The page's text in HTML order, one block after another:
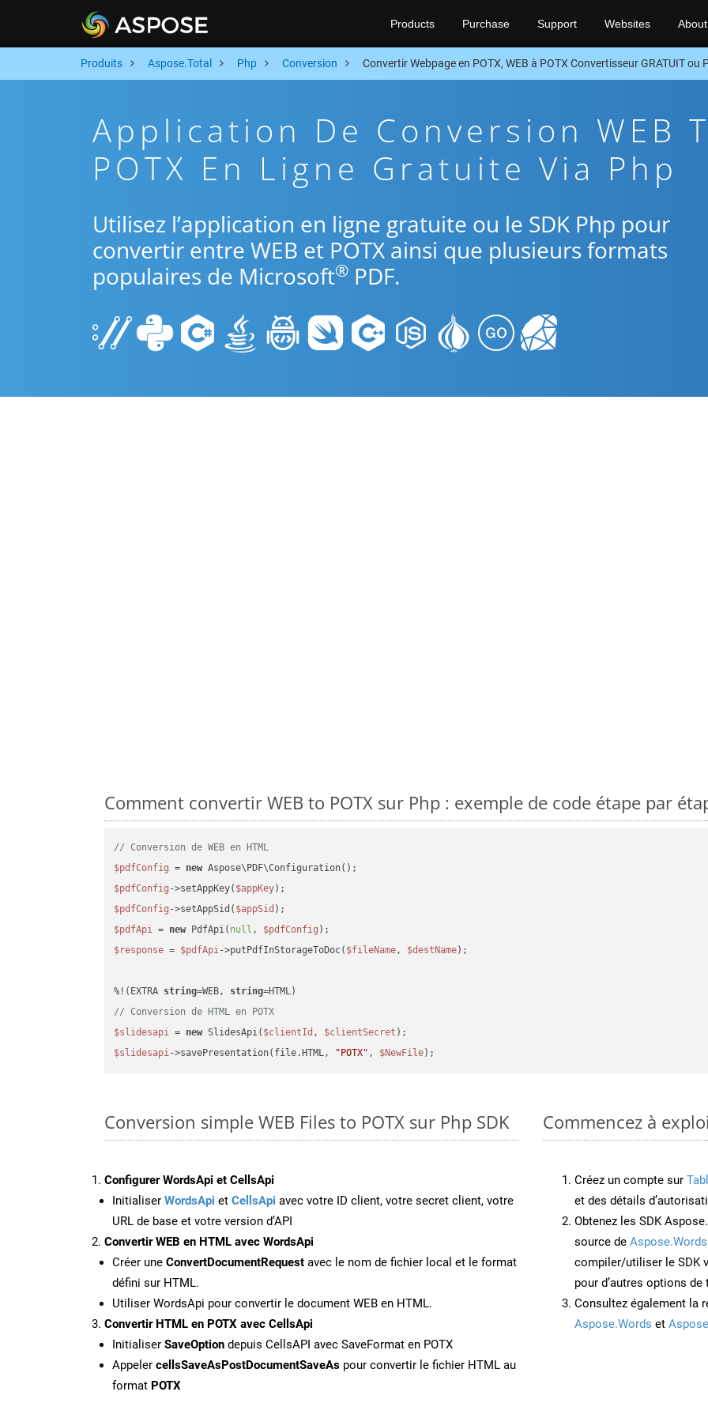
Products Purchase Support Websites About
Produits Aspose.Total Php Conversion Convertir Webpage en POTX, WEB à POTX Convertisseur GRATUIT ou
Application De Conversion WEB
POTX En Ligne Gratuite Via Php
Utilisez l’application en ligne gratuite ou le SDK Php pour
convertir entre WEB et POTX ainsi que plusieurs formats
populaires de Microsoft® PDF.
Comment convertir WEB to POTX sur Php : exemple de code étape par
// Conversion de WEB en HTML
$pdfConfig = new
$pdfConfig ->setAppKey( $appKey
$pdfConfig ->setAppSid( $appSid
$pdfApi = new PdfApi( null , $pdfConfig
$response = $pdfApi->putPdfInStorageToDoc( $fileName, $destName);
%!(EXTRA string=WEB, string
// Conversion de HTML en POTX
$slidesapi = new SlidesApi( $clientId , $clientSecret
$slidesapi->savePresentation(file.HTML, "POTX" , $NewFile
Conversion simple WEB Files to POTX sur Php SDK
Configurer WordsApi et CellsApi
Initialiser WordsApi et CellsApi avec votre ID client, votre secret client, votre
URL de base et votre version d’API
Convertir WEB en HTML avec WordsApi
Créer une ConvertDocumentRequest avec le nom de fichier local et le format
défini sur HTML.
Utiliser WordsApi pour convertir le document WEB en HTML.
Convertir HTML en POTX avec CellsApi
Initialiser SaveOption depuis CellsAPI avec SaveFormat en POTX
Appeler cellsSaveAsPostDocumentSaveAs pour convertir le fichier HTML au
format POTX
Commencez à
Créez un compte sur
et des détails
Obtenez les SDK
source de
compiler/utiliser le SDK
pour d’autres options
Consultez également la
Aspose.Words et